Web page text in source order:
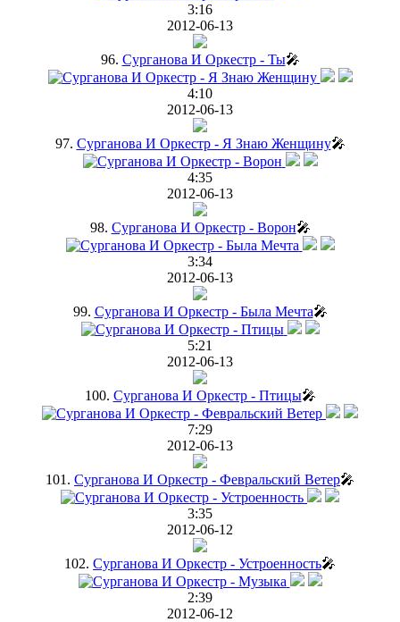
3:16
2012-06-13
96. Сурганова И Оркестр - Ты🎤
4:10
2012-06-13
97. Сурганова И Оркестр - Я Знаю Женщину🎤
4:35
2012-06-13
98. Сурганова И Оркестр - Ворон🎤
3:34
2012-06-13
99. Сурганова И Оркестр - Была Мечта🎤
5:21
2012-06-13
100. Сурганова И Оркестр - Птицы🎤
7:29
2012-06-13
101. Сурганова И Оркестр - Февральский Ветер🎤
3:35
2012-06-12
102. Сурганова И Оркестр - Устроенность🎤
2:39
2012-06-12